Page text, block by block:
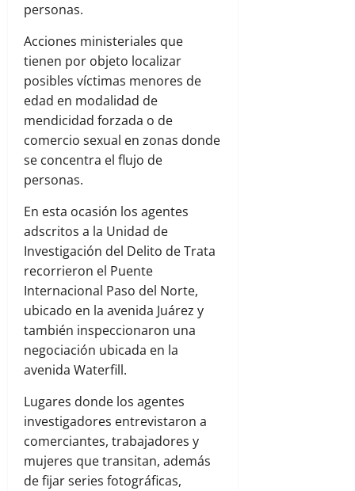
personas.
Acciones ministeriales que
tienen por objeto localizar
posibles víctimas menores de
edad en modalidad de
mendicidad forzada o de
comercio sexual en zonas donde
se concentra el flujo de
personas.
En esta ocasión los agentes
adscritos a la Unidad de
Investigación del Delito de Trata
recorrieron el Puente
Internacional Paso del Norte,
ubicado en la avenida Juárez y
también inspeccionaron una
negociación ubicada en la
avenida Waterfill.
Lugares donde los agentes
investigadores entrevistaron a
comerciantes, trabajadores y
mujeres que transitan, además
de fijar series fotográficas,